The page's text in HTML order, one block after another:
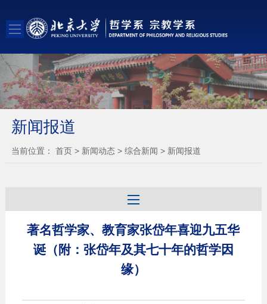
新闻报道
当前位置： 首页> 新闻动态> 综合新闻 > 新闻报道
著名哲学家、教育家张岱年喜迎九五华
诞（附：张岱年及其七十年的哲学因
缘）